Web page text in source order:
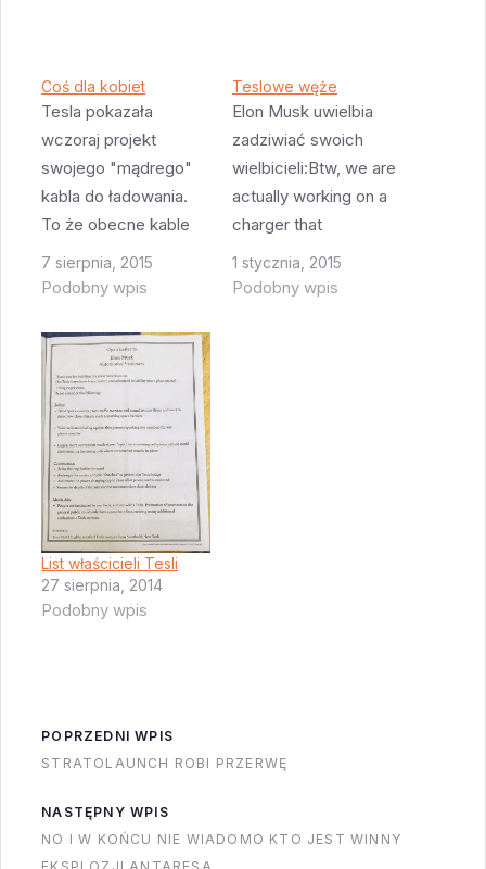
Coś dla kobiet
Tesla pokazała
wczoraj projekt
swojego "mądrego"
kabla do ładowania.
To że obecne kable
są ciężkie i
podłączenie ich do
sporo siły jest jednym
z głównych powodów
narzekań, szczególnie
wśród właścicielek
Tesli. Dlatego firma
planuje wypuszczenie
na rynek "mądrego"
kabla, który sam jest
w stanie
zidentyfikować
otwartą i
7 sierpnia, 2015
Podobny wpis
Teslowe węże
Elon Musk uwielbia
zadziwiać swoich
wielbicieli:Btw, we are
actually working on a
charger that
automatically moves
out from the wall &
1 stycznia, 2015
Podobny wpis
List właścicieli Tesli
27 sierpnia, 2014
Podobny wpis
POPRZEDNI WPIS
STRATOLAUNCH ROBI PRZERWĘ
NASTĘPNY WPIS
NO I W KOŃCU NIE WIADOMO KTO JEST WINNY